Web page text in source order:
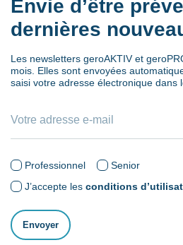
Envie d’être
dernières
Les newsletters geroAKTIV et
mois. Elles sont envoyées
saisi votre adresse électronique dans
Professionnel
Senior
J’accepte les conditions